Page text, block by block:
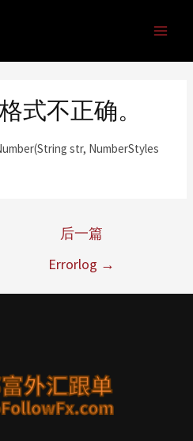
式不正确。
str, NumberStyles
后一篇
Errorlog →